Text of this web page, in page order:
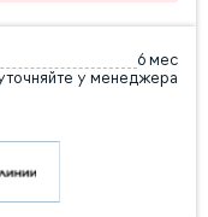
6 мес
у менеджера